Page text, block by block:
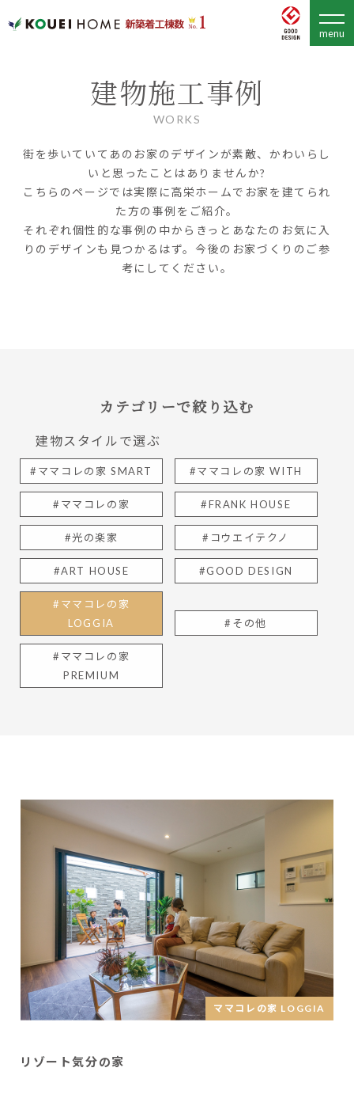
建物施工事例
WORKS
街を歩いていてあのお家のデザインが素敵、かわいらし
いと思ったことはありませんか?
こちらのページでは実際に高栄ホームでお家を建てられ
た方の事例をご紹介。
それぞれ個性的な事例の中からきっとあなたのお気に入
りのデザインも見つかるはず。今後のお家づくりのご参
考にしてください。
カテゴリーで絞り込む
建物スタイルで選ぶ
#ママコレの家 SMART #ママコレの家 WITH
#ママコレの家 #FRANK HOUSE
#光の楽家 #コウエイテクノ
#ART HOUSE #GOOD DESIGN
#ママコレの家
LOGGIA
#その他
#ママコレの家
PREMIUM
ママコレの家 LOGGIA
リゾート気分の家